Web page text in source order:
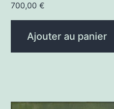
700,00€
Ajouter au panier